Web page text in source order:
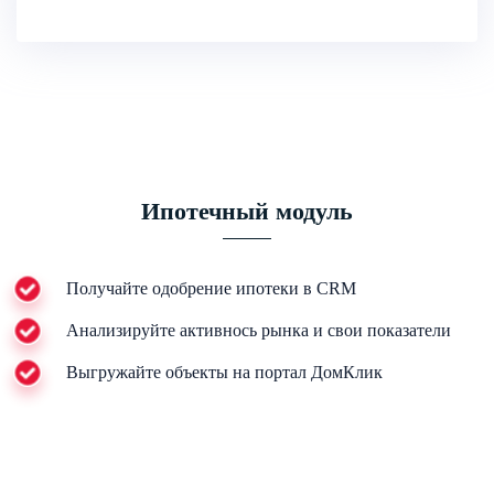
Ипотечный модуль
Получайте одобрение ипотеки в CRM
Анализируйте активнось рынка и свои показатели
Выгружайте объекты на портал ДомКлик